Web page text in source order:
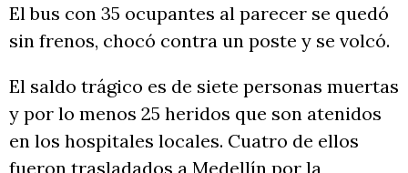
El bus con 35 ocupantes al parecer se quedó
sin frenos, chocó contra un poste y se volcó.
El saldo trágico es de siete personas muertas
y por lo menos 25 heridos que son atenidos
en los hospitales locales. Cuatro de ellos
fueron trasladados a Medellín por la